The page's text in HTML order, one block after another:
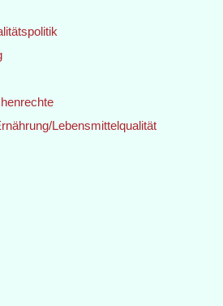
Lebensmittelqualität